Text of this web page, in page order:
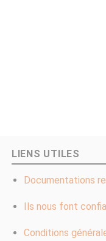
LIENS UTILES
Documentations
Ils nous font
Conditions